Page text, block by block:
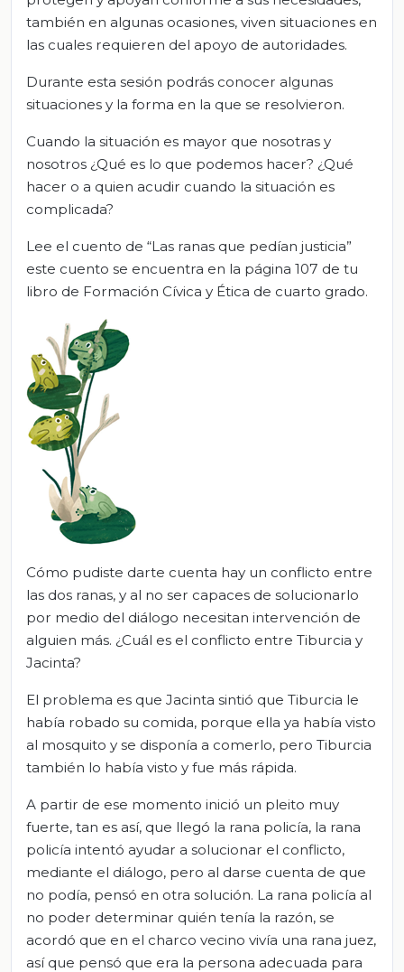
también en algunas ocasiones, viven situaciones en
las cuales requieren del apoyo de autoridades.
Durante esta sesión podrás conocer algunas
situaciones y la forma en la que se resolvieron.
Cuando la situación es mayor que nosotras y
nosotros ¿Qué es lo que podemos hacer? ¿Qué
hacer o a quien acudir cuando la situación es
complicada?
Lee el cuento de “Las ranas que pedían justicia”
este cuento se encuentra en la página 107 de tu
libro de Formación Cívica y Ética de cuarto grado.
Cómo pudiste darte cuenta hay un conflicto entre
las dos ranas, y al no ser capaces de solucionarlo
por medio del diálogo necesitan intervención de
alguien más. ¿Cuál es el conflicto entre Tiburcia y
Jacinta?
El problema es que Jacinta sintió que Tiburcia le
había robado su comida, porque ella ya había visto
al mosquito y se disponía a comerlo, pero Tiburcia
también lo había visto y fue más rápida.
A partir de ese momento inició un pleito muy
fuerte, tan es así, que llegó la rana policía, la rana
policía intentó ayudar a solucionar el conflicto,
mediante el diálogo, pero al darse cuenta de que
no podía, pensó en otra solución. La rana policía al
no poder determinar quién tenía la razón, se
acordó que en el charco vecino vivía una rana juez,
así que pensó que era la persona adecuada para